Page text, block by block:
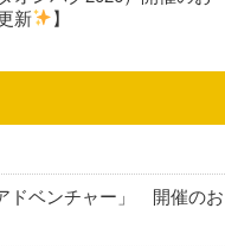
新
】
ドベンチャー」 開催のお